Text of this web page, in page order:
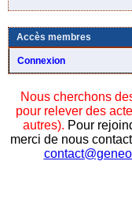
Accès membres
Connexion
Nous cherchons
pour relever des
autres). Pour
merci de nous